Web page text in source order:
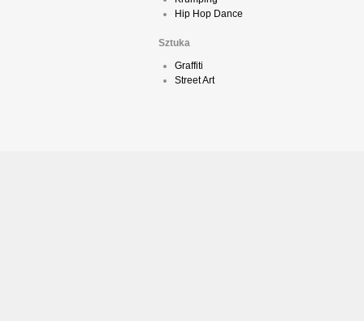
Hip Hop Dance
Sztuka
Graffiti
Street Art